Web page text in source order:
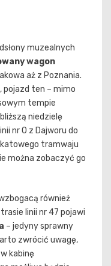
muzealnych
wagon
aż z Poznania.
pojazd ten – mimo
tempie
niedzielę
nr 0 z Dajworu do
tramwaju
można zobaczyć go
również
linii nr 47 pojawi
– jedyny sprawny
zwrócić uwagę,
kabinę